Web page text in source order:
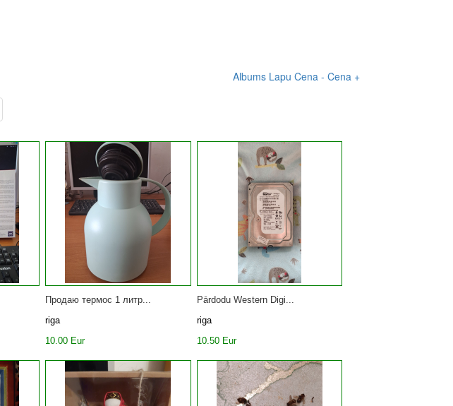
Albums Lapu Cena - Cena +
Продаю термос 1 литр...
riga
10.00 Eur
Pārdodu Western Digi...
riga
10.50 Eur